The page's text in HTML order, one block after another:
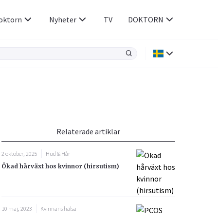
Rökavvänjning
Rörelseapparaten
Sex & Samliv
Sömn & Stress
Nyheter TV DOKTORN
Relaterade artiklar
2 oktober, 2025
Hud & Hår
Ökad hårväxt hos kvinnor (hirsutism)
10 maj, 2023
Kvinnans hälsa